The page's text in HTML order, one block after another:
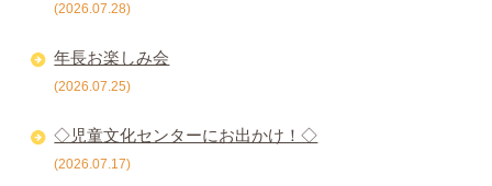
(2026.07.28)
年長お楽しみ会
(2026.07.25)
◇児童文化センターにお出かけ！◇
(2026.07.17)